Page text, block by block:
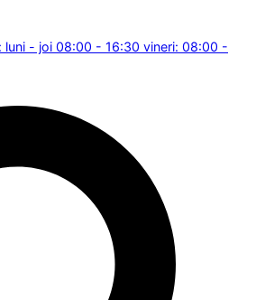
luni - joi 08:00 - 16:30 vineri: 08:00 -